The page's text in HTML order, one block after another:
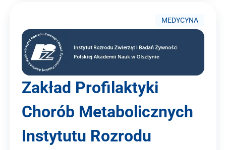
MEDYCYNA
Zakład Profilaktyki
Chorób Metabolicznych
Instytutu Rozrodu